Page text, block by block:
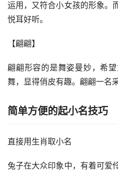
运用，又符合小女孩的形象。
悦耳好听。
【翩翩】
翩翩形容的是舞姿曼妙，希
舞，显得俏皮有趣。翩翩一名
简单方便的起小名技巧
直接用生肖取小名
兔子在大众印象中，有着可爱